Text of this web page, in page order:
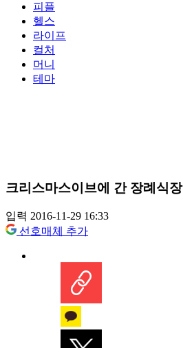
피플
헬스
라이프
컬처
머니
테마
크리스마스이브에 간 장례식장
입력 2016-11-29 16:33
선호매체 추가